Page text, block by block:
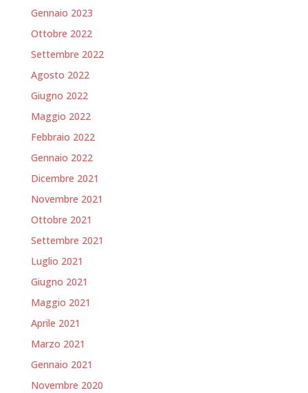
Gennaio 2023
Ottobre 2022
Settembre 2022
Agosto 2022
Giugno 2022
Maggio 2022
Febbraio 2022
Gennaio 2022
Dicembre 2021
Novembre 2021
Ottobre 2021
Settembre 2021
Luglio 2021
Giugno 2021
Maggio 2021
Aprile 2021
Marzo 2021
Gennaio 2021
Novembre 2020